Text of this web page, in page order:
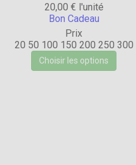
20,00 € l'unité
Bon Cadeau
Prix
20 50 100 150 200 250 300
Choisir les options